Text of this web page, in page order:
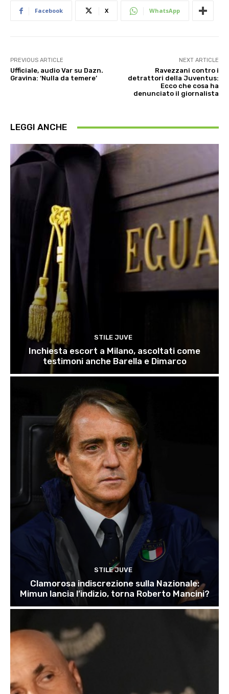
Facebook X WhatsApp
PREVIOUS ARTICLE
Ufficiale, audio Var su Dazn.
Gravina: ‘Nulla da temere’
NEXT ARTICLE
Ravezzani contro i
detrattori della Juventus:
Ecco che cosa ha
denunciato il giornalista
LEGGI ANCHE
STILE JUVE
Inchiesta escort a Milano, ascoltati come
testimoni anche Barella e Dimarco
STILE JUVE
Clamorosa indiscrezione sulla Nazionale:
Mimun lancia l’indizio, torna Roberto Mancini?